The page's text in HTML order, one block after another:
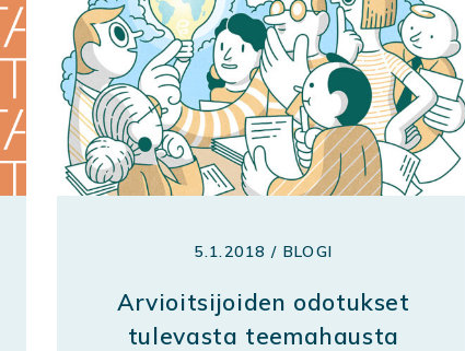
5.1.2018 / BLOGI
Arvioitsijoiden odotukset
tulevasta teemahausta